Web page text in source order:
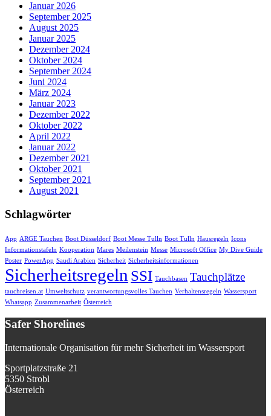
Januar 2026
September 2025
August 2025
Januar 2025
Dezember 2024
Oktober 2024
September 2024
Juni 2024
März 2024
Januar 2023
Dezember 2022
Oktober 2022
April 2022
Januar 2022
Dezember 2021
Oktober 2021
September 2021
August 2021
Schlagwörter
App ARGE Tauchen Boot Düsseldorf Boot Messe Tulln Boot Tulln Hausregeln Icons
Informationstafeln Kooperation Mares Meilenstein Messe Microsoft Office My Dive Guide
Poster PowerApp Saudi Arabien Sicherheit Sicherheitsinformationen
Sicherheitsregeln SSI Tauchbasen Tauchplätze
tauchreisen.at Umweltschutz verantwortungsvolles Tauchen Verhaltensregeln Wassersport
Whatsapp Zusammenarbeit Österreich
Safer Shorelines
Internationale Organisation für mehr Sicherheit im Wassersport
Sportplatzstraße 21
5350 Strobl
Österreich